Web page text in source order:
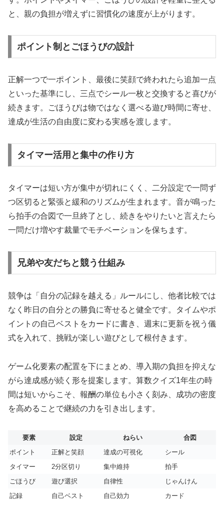
と、親の負担が増えずに習慣化の速度が上がります。
ポイント制とごほうびの設計
正解一つで一ポイント、最後に笑顔で終われたら追加一点
といった基準にし、三点でシール一枚と交換すると喜びが
続きます。ごほうびは物ではなく選べる遊び時間に寄せ、
達成が生活の自由度に変わる実感を渡します。
タイマー活用と集中の作り方
タイマーは短い方が集中が切れにくく、二分設定で一問ず
つ区切ると緊張と緩和のリズムが生まれます。音が鳴った
ら拍手の合図で一旦終了とし、続きをやりたいと言えたら
一問だけ増やす裁量でモチベーションを保ちます。
兄弟や友だちと競う仕組み
競争は「自分の記録を越える」ルールにし、他者比較では
なく昨日の自分との勝負に寄せると健全です。タイムやポ
イントの自己ベストをカードに書き、週末に更新を祝う儀
式を入れて、挑戦が楽しい遊びとして根付きます。
ゲーム化要素の配置を下にまとめ、導入期の負担を抑えな
がら達成感が続く形を提案します。算数クイズ1年生の時
間は短いからこそ、報酬の単位も小さく刻み、成功の密度
を高めることで継続の力を引き出します。
要素 設定 ねらい
合図
ポイント
正解と笑顔 達成の可視化
シール
タイマー
2分区切り 集中維持
拍手
ごほうび
遊び選択 自律性
じゃんけん
記録
自己ベスト 自己効力 カード